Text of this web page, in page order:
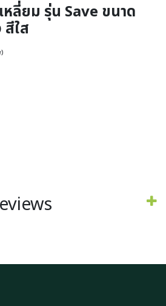
หลี่ยม รุ่น Save ขนาด
ใส